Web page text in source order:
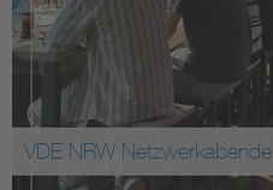
VDE NRW Netzwerkabende